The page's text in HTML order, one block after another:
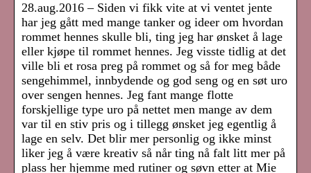
28.aug.2016 – Siden vi fikk vite at vi ventet jente
har jeg gått med mange tanker og ideer om hvordan
rommet hennes skulle bli, ting jeg har ønsket å lage
eller kjøpe til rommet hennes. Jeg visste tidlig at det
ville bli et rosa preg på rommet og så for meg både
sengehimmel, innbydende og god seng og en søt uro
over sengen hennes. Jeg fant mange flotte
forskjellige type uro på nettet men mange av dem
var til en stiv pris og i tillegg ønsket jeg egentlig å
lage en selv. Det blir mer personlig og ikke minst
liker jeg å være kreativ så når ting nå falt litt mer på
plass her hjemme med rutiner og søvn etter at Mie